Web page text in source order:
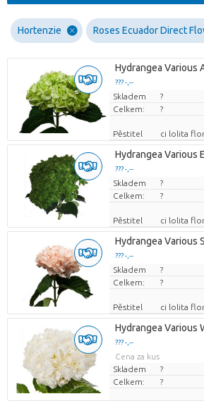
Hortenzie Roses Ecuador Direct
Hydrangea Various
??? -,--
Cena za kus
Skladem ?
Celkem:
?
Pěstitel ci lolita
Hydrangea Various
??? -,--
Cena za kus
Skladem ?
Celkem:
?
Pěstitel ci lolita
Hydrangea Various
??? -,--
Cena za kus
Skladem ?
Celkem:
?
Pěstitel ci lolita
Hydrangea Various
??? -,--
Cena za kus
Skladem
?
Celkem:
?